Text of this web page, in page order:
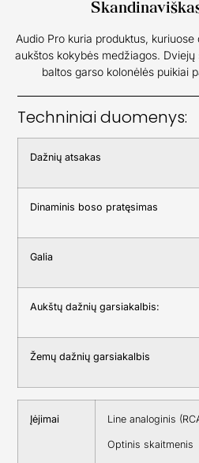
Audio Pro kuria produktus,
aukštos kokybės medžiagos.
baltos garso kolonėlės puikiai
Techniniai duomenys:
Dažnių atsakas
Dinaminis boso pratęsimas
Galia
Aukštų dažnių garsiakalbis:
Žemų dažnių garsiakalbis
Įėjimai Line analoginis
Optinis skaitmenis